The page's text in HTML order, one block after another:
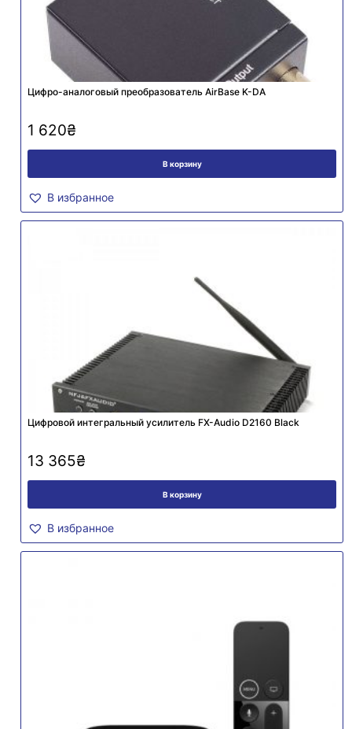
Цифро-аналоговый преобразователь AirBase K-DA
1 620₴
В корзину
В избранное
Цифровой интегральный усилитель FX-Audio D2160 Black
13 365₴
В корзину
В избранное